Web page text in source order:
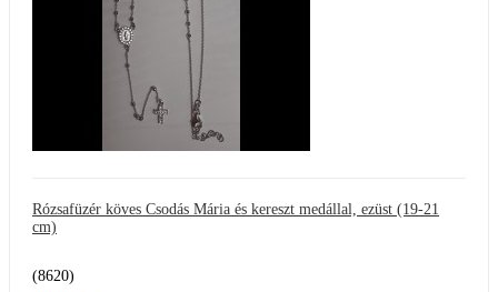
Rózsafüzér köves Csodás Mária és kereszt medállal, ezüst (19-21
cm)
(8620)